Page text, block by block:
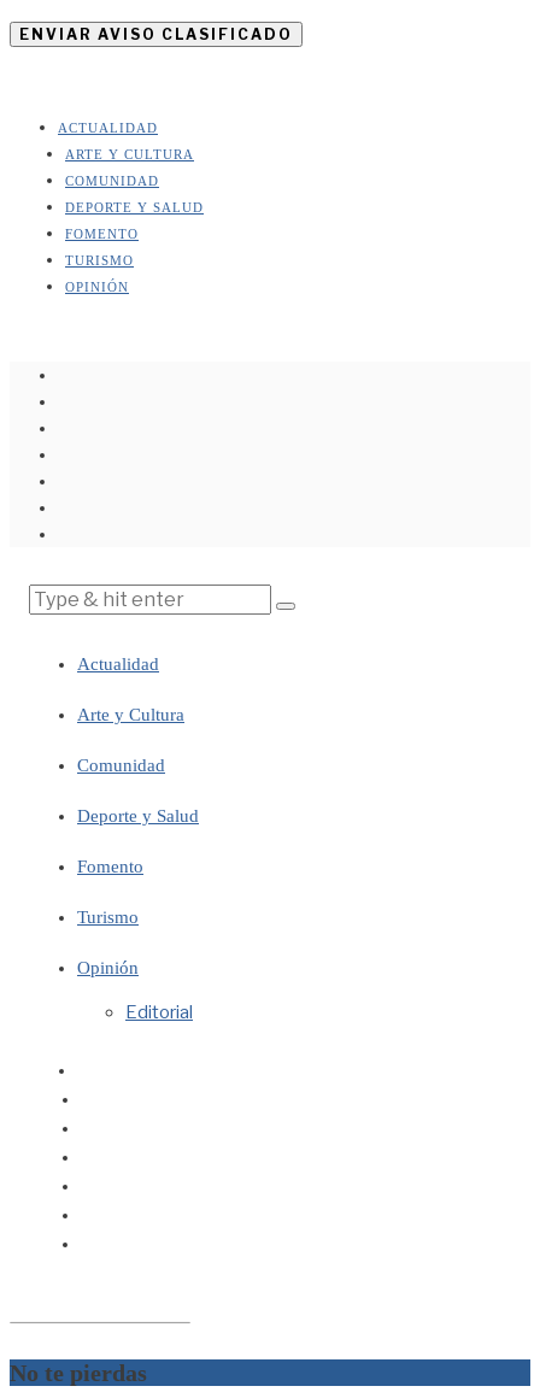
ENVIAR AVISO CLASIFICADO
ACTUALIDAD
ARTE Y CULTURA
COMUNIDAD
DEPORTE Y SALUD
FOMENTO
TURISMO
OPINIÓN
Actualidad
Arte y Cultura
Comunidad
Deporte y Salud
Fomento
Turismo
Opinión
Editorial
No te pierdas